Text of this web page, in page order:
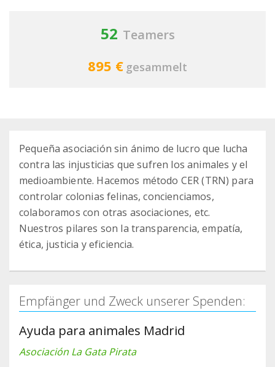
52 Teamers
895 € gesammelt
Pequeña asociación sin ánimo de lucro que lucha
contra las injusticias que sufren los animales y el
medioambiente. Hacemos método CER (TRN) para
controlar colonias felinas, concienciamos,
colaboramos con otras asociaciones, etc.
Nuestros pilares son la transparencia, empatía,
ética, justicia y eficiencia.
Empfänger und Zweck unserer Spenden:
Ayuda para animales Madrid
Asociación La Gata Pirata